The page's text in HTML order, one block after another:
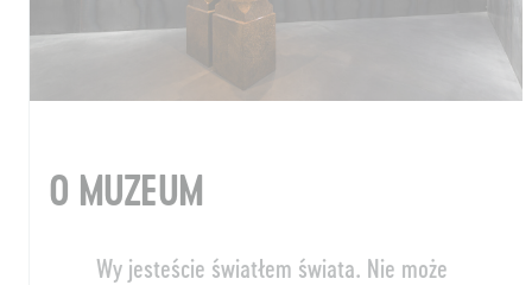
O MUZEUM
Wy jesteście światłem świata. Nie może